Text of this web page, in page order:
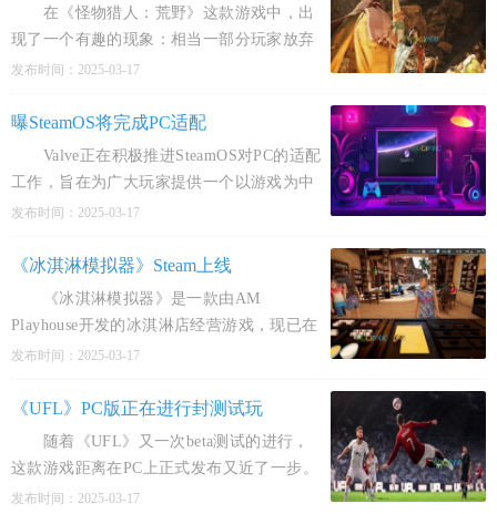
弃最强装备
在《怪物猎人：荒野》这款游戏中，出
现了一个有趣的现象：相当一部分玩家放弃
了游戏中最强大的装备——机械武器，转而
强大，是
发布时间：2025-03-17
曝SteamOS将完成PC适配
Valve正在积极推进SteamOS对PC的适配
工作，旨在为广大玩家提供一个以游戏为中
心的操作系统，同时确保PC原有的强大可升
统，以其简洁的用
发布时间：2025-03-17
《冰淇淋模拟器》Steam上线
《冰淇淋模拟器》是一款由AM
Playhouse开发的冰淇淋店经营游戏，现已在
Steam平台上线，并支持中文。 &zwnj;游
中，玩家需要经营自己的
发布时间：2025-03-17
《UFL》PC版正在进行封测试玩
随着《UFL》又一次beta测试的进行，
这款游戏距离在PC上正式发布又近了一步。
此次测试是玩家参与的最后机会，因此吸引
发布时间：2025-03-17